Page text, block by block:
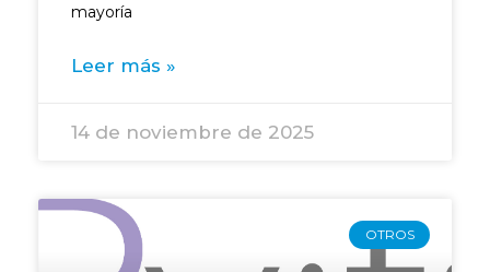
mayoría
Leer más »
14 de noviembre de 2025
OTROS